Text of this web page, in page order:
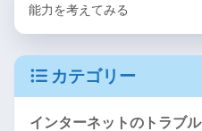
能力を考えてみる
カテゴリー
インターネットのトラブル